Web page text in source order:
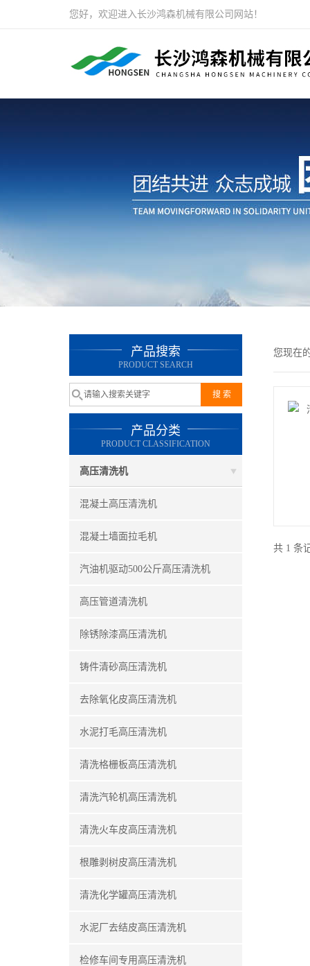
您好，欢迎进入长沙鸿森机械有限公司网站！
产品搜索
PRODUCT SEARCH
产品分类
PRODUCT CLASSIFICATION
高压清洗机
混凝土高压清洗机
混凝土墙面拉毛机
汽油机驱动500公斤高压清洗机
高压管道清洗机
除锈除漆高压清洗机
铸件清砂高压清洗机
去除氧化皮高压清洗机
水泥打毛高压清洗机
清洗格栅板高压清洗机
清洗汽轮机高压清洗机
清洗火车皮高压清洗机
根雕剥树皮高压清洗机
清洗化学罐高压清洗机
水泥厂去结皮高压清洗机
检修车间专用高压清洗机
您现在
共 1 条